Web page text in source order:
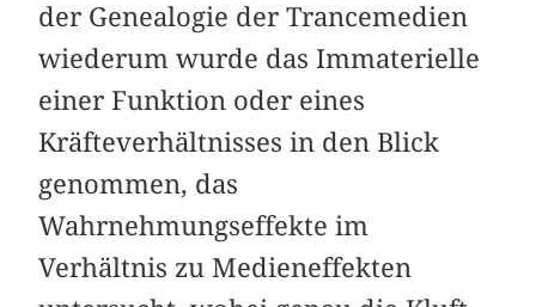
der Genealogie der Trancemedien
wiederum wurde das Immaterielle
einer Funktion oder eines
Kräfteverhältnisses in den Blick
genommen, das
Wahrnehmungseffekte im
Verhältnis zu Medieneffekten